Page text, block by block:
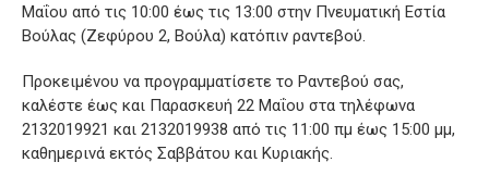
Μαΐου από τις 10:00 έως τις 13:00 στην Πνευματική Εστία
Βούλας (Ζεφύρου 2, Βούλα) κατόπιν ραντεβού.
Προκειμένου να προγραμματίσετε το Ραντεβού σας,
καλέστε έως και Παρασκευή 22 Μαΐου στα τηλέφωνα
2132019921 και 2132019938 από τις 11:00 πμ έως 15:00 μμ,
καθημερινά εκτός Σαββάτου και Κυριακής.